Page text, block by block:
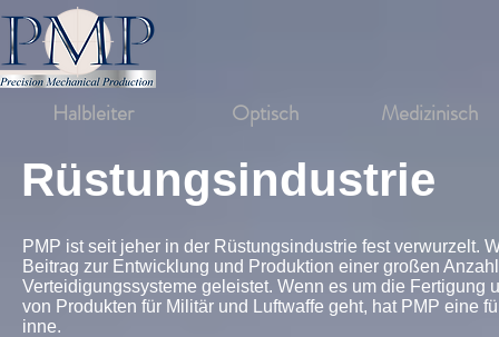
Halbleiter Optisch Medizinisch
Rüstungsindustrie
PMP ist seit jeher in der Rüstungsindustrie fest verwurzelt.
Beitrag zur Entwicklung und Produktion einer großen
Verteidigungssysteme geleistet. Wenn es um die Fertigung
von Produkten für Militär und Luftwaffe geht, hat PMP eine
inne.